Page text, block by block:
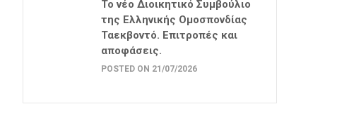
Το νέο Διοικητικό Συμβούλιο
της Ελληνικής Ομοσπονδίας
Ταεκβοντό. Επιτροπές και
αποφάσεις.
POSTED ON 21/07/2026